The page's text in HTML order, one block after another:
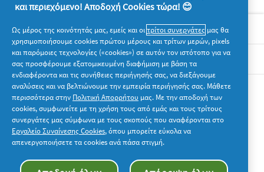
Σχετικά με την P&G
Νομικά
Ακολουθήστε μας
© 2026 Procter & Gamble. Με την επιφύλαξη παντός
και περιεχόμενο! Αποδοχή Cookies τώρα! 😊
Ως μέρος της κοινότητάς μας, εμείς και οιτρίτοι συνεργάτες μας θα
χρησιμοποιήσουμε cookies πρώτου μέρους και τρίτων μερών, pixels
και παρόμοιες τεχνολογίες («cookies») σε αυτόν τον ιστότοπο για να
σας προσφέρουμε εξατομικευμένη διαφήμιση με βάση τα
ενδιαφέροντα και τις συνήθειες περιήγησής σας, να διεξάγουμε
αναλύσεις και να βελτιώνουμε την εμπειρία περιήγησής σας. Μάθετε
περισσότερα στην Πολιτική Απορρήτου μας. Με την αποδοχή των
cookies, συμφωνείτε με τη χρήση τους από εμάς και τους τρίτους
συνεργάτες μας σύμφωνα με τους σκοπούς που αναφέρονται στο
Εργαλείο Συναίνεσης Cookies, όπου μπορείτε εύκολα να
απενεργοποιήσετε τα cookies ανά πάσα στιγμή.